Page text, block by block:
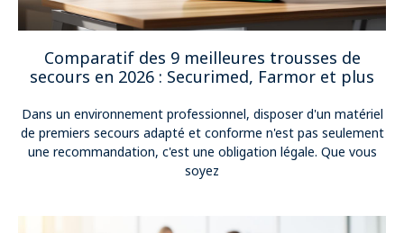
Comparatif des 9 meilleures trousses de
secours en 2026 : Securimed, Farmor et plus
Dans un environnement professionnel, disposer d'un matériel
de premiers secours adapté et conforme n'est pas seulement
une recommandation, c'est une obligation légale. Que vous
soyez